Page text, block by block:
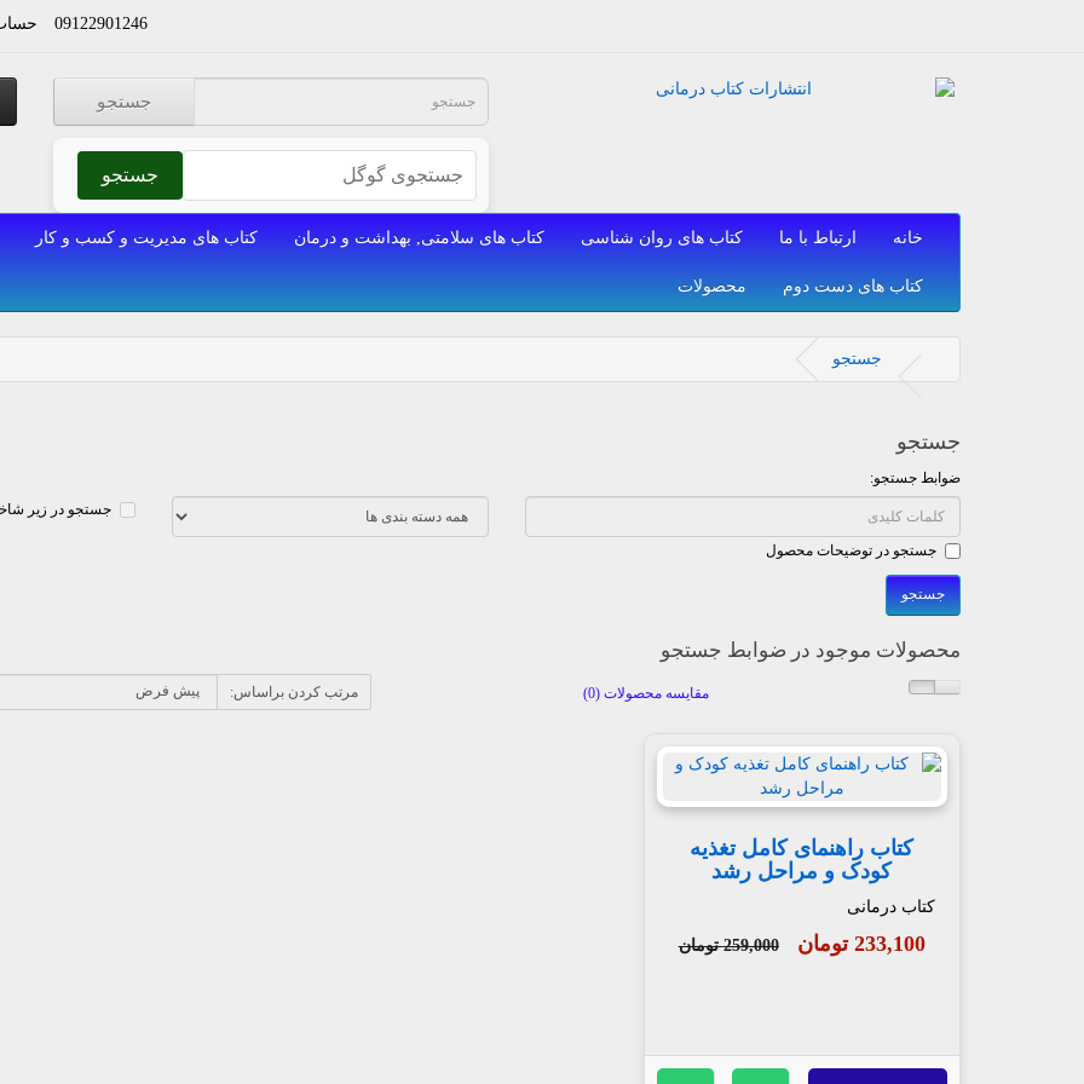
09122901246
جستجو
جستجو
خانه ارتباط با ما کتاب های روان شناسی کتاب های سلامتی, بهداشت و درمان کتاب های مدیریت و کسب و کار
کتاب های دست دوم محصولات
جستجو
جستجو
ضوابط جستجو:
جستجو در زیر
جستجو در توضیحات محصول
محصولات موجود در ضوابط جستجو
مقایسه محصولات (0) مرتب کردن براساس:
کتاب راهنمای کامل تغذیه
کودک و مراحل رشد
کتاب درمانی
233,100 تومان 259,000 تومان